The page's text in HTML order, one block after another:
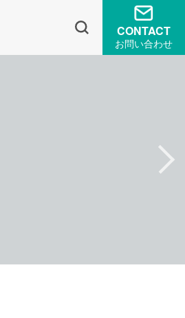
CONTACT
お問い合わせ